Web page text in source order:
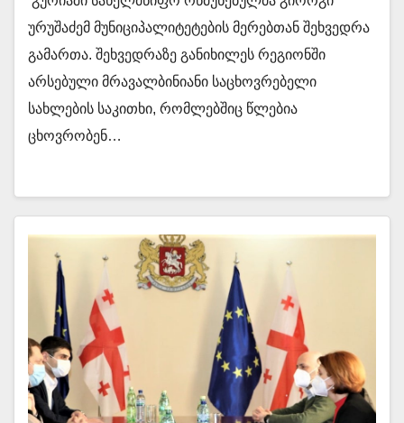
ურუშაძემ მუნიციპალიტეტების მერებთან შეხვედრა
გამართა. შეხვედრაზე განიხილეს რეგიონში
არსებული მრავალბინიანი საცხოვრებელი
სახლების საკითხი, რომლებშიც წლებია
ცხოვრობენ…